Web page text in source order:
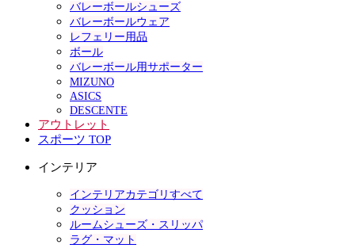
バレーボールシューズ
バレーボールウェア
レフェリー用品
ボール
バレーボール用サポーター
MIZUNO
ASICS
DESCENTE
アウトレット
スポーツ TOP
インテリア
インテリアカテゴリすべて
クッション
ルームシューズ・スリッパ
ラグ・マット